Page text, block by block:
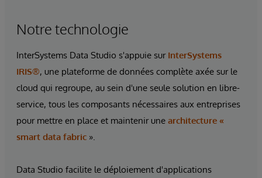
Notre technologie
InterSystems Data Studio s'appuie sur InterSystems
IRIS®, une plateforme de données complète axée sur le
cloud qui regroupe, au sein d'une seule solution en libre-
service, tous les composants nécessaires aux entreprises
pour mettre en place et maintenir une architecture «
smart data fabric ».
Data Studio facilite le déploiement d'applications